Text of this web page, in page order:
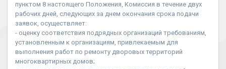
пунктом 8 настоящего Положения, Комиссия в течение двух
рабочих дней, следующих за днем окончания срока подачи
заявок, осуществляет:
- оценку соответствия подрядных организаций требованиям,
установленным к организациям, привлекаемым для
выполнения работ по ремонту дворовых территорий
многоквартирных домов;